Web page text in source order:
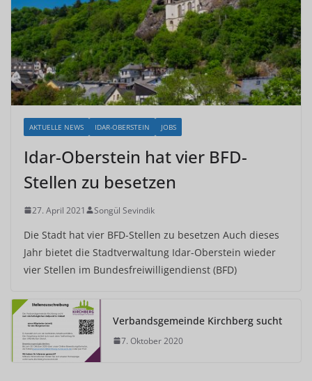
AKTUELLE NEWS IDAR-OBERSTEIN JOBS
Idar-Oberstein hat vier BFD-
Stellen zu besetzen
27. April 2021 Songül Sevindik
Die Stadt hat vier BFD-Stellen zu besetzen Auch dieses
Jahr bietet die Stadtverwaltung Idar-Oberstein wieder
vier Stellen im Bundesfreiwilligendienst (BFD)
Verbandsgemeinde Kirchberg sucht
7. Oktober 2020